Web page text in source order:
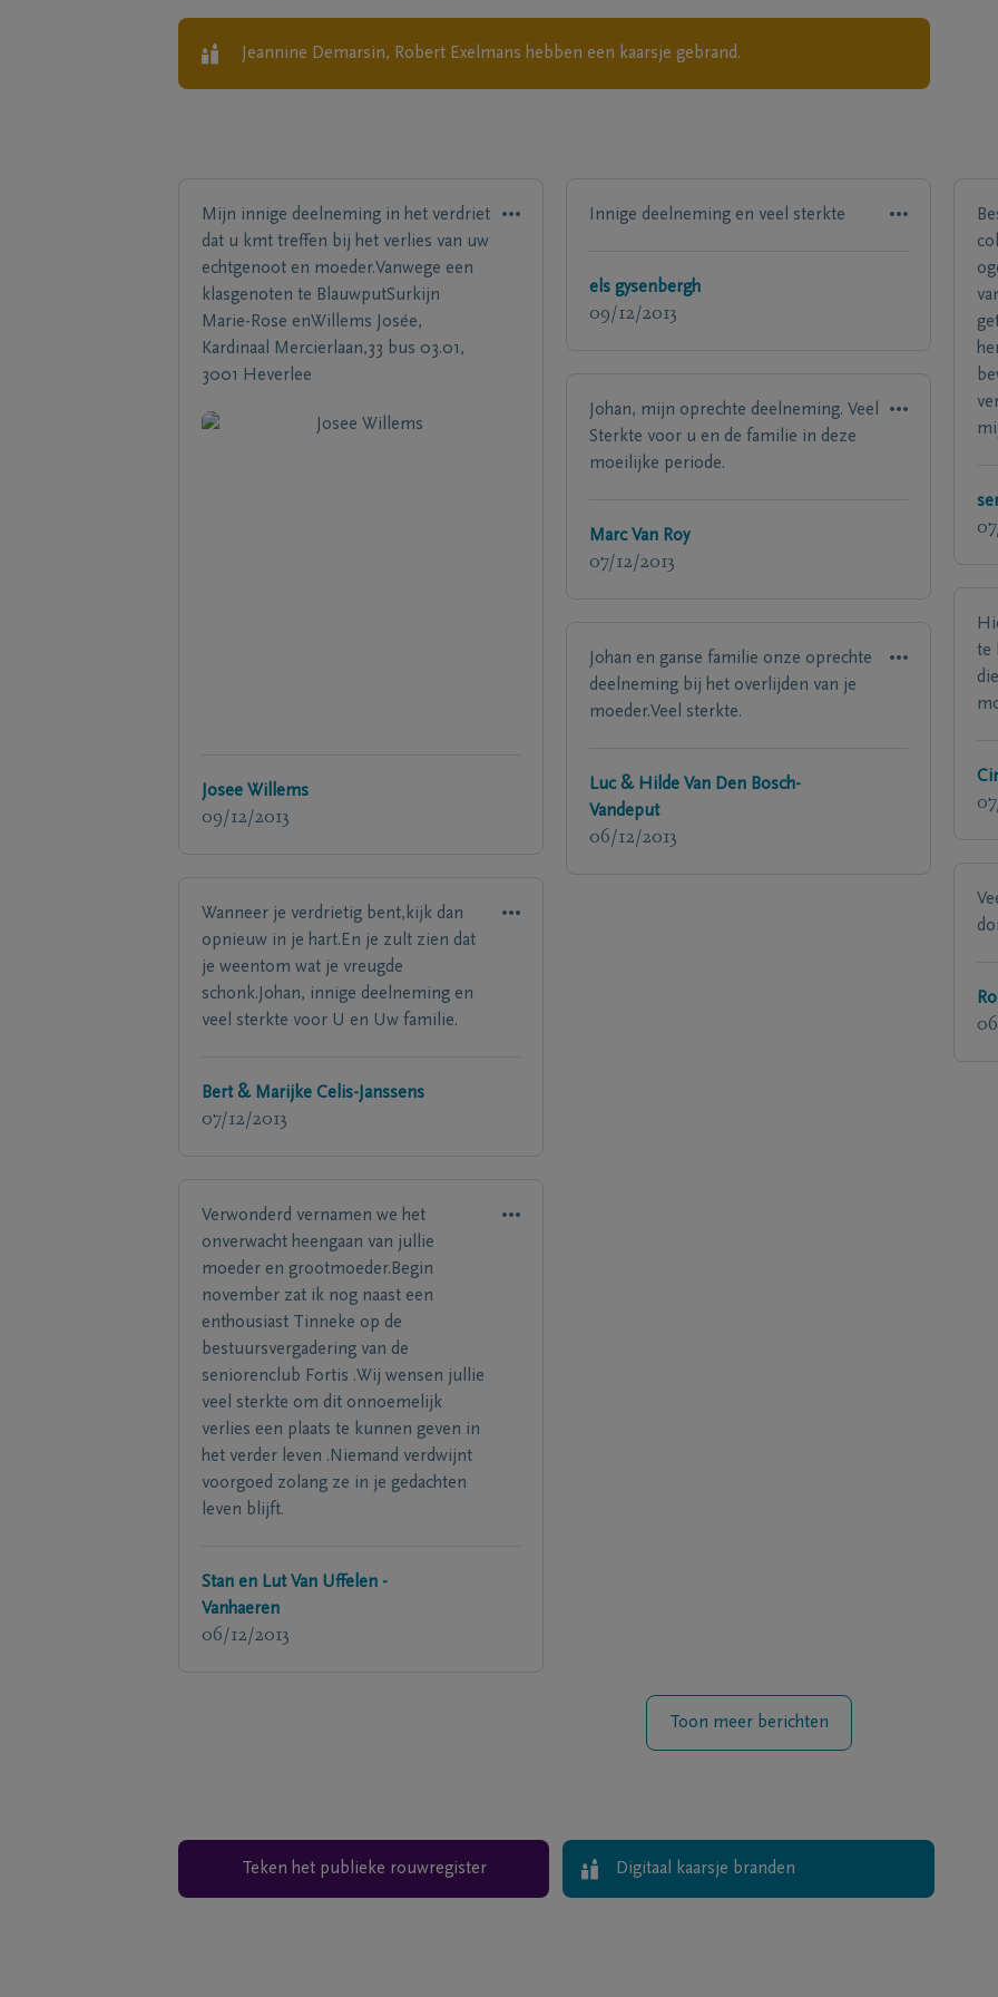
Jeannine Demarsin, Robert Exelmans hebben een kaarsje gebrand.
Mijn innige deelneming in het verdriet
dat u kmt treffen bij het verlies van uw
echtgenoot en moeder.Vanwege een
klasgenoten te BlauwputSurkijn
Marie-Rose enWillems Josée,
Kardinaal Mercierlaan,33 bus 03.01,
3001 Heverlee
Josee Willems
09/12/2013
Wanneer je verdrietig bent,kijk dan
opnieuw in je hart.En je zult zien dat
je weentom wat je vreugde
schonk.Johan, innige deelneming en
veel sterkte voor U en Uw familie.
Bert & Marijke Celis-Janssens
07/12/2013
Verwonderd vernamen we het
onverwacht heengaan van jullie
moeder en grootmoeder.Begin
november zat ik nog naast een
enthousiast Tinneke op de
bestuursvergadering van de
seniorenclub Fortis .Wij wensen jullie
veel sterkte om dit onnoemelijk
verlies een plaats te kunnen geven in
het verder leven .Niemand verdwijnt
voorgoed zolang ze in je gedachten
leven blijft.
Stan en Lut Van Uffelen -
Vanhaeren
06/12/2013
Innige deelneming en veel sterkte
els gysenbergh
09/12/2013
Johan, mijn oprechte deelneming. Veel
Sterkte voor u en de familie in deze
moeilijke periode.
Marc Van Roy
07/12/2013
Johan en ganse familie onze oprechte
deelneming bij het overlijden van je
moeder.Veel sterkte.
Luc & Hilde Van Den Bosch-
Vandeput
06/12/2013
te
Toon meer berichten
Teken het publieke rouwregister Digitaal kaarsje branden